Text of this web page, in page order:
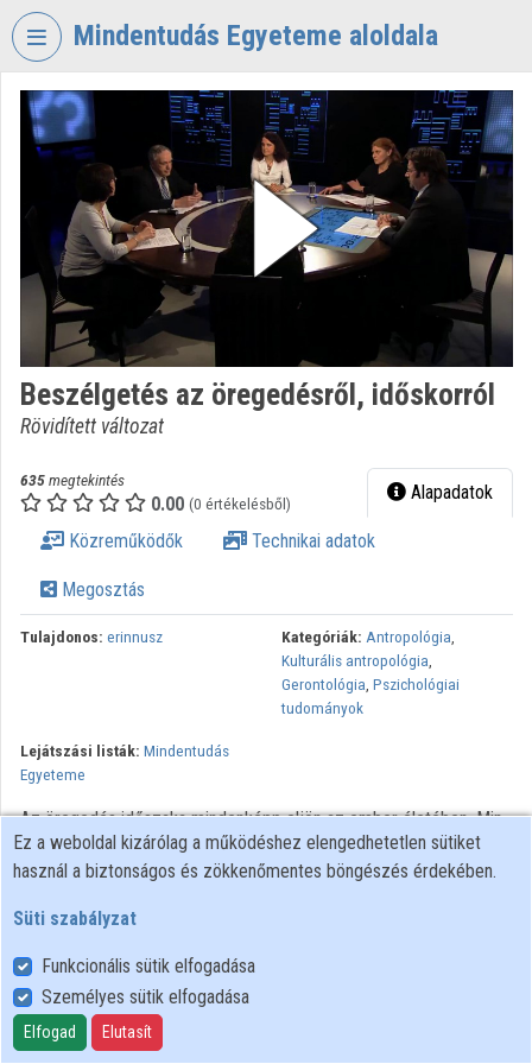
Fejléc kihagyása
Mindentudás Egyeteme aloldala
VIDEO TORIUM
MINDENTUDÁS
EGYETEME
Intézményi kezdőlap
Bejelentkezés
Intézményi felfedezés
Kategóriák
Intézmények
Közreműködők
Beszélgetés az öregedésről, időskorról
Rövidített változat
635megtekintés
0.00 (0 értékelésből) Alapadatok
Közreműködők Technikai adatok
Megosztás
Tulajdonos: erinnusz Kategóriák: Antropológia,
Kulturális antropológia,
Gerontológia, Pszichológiai
tudományok
Lejátszási listák: Mindentudás
Egyeteme
Az öregedés időszaka mindenképp eljön az ember életében. Min
múlik az, hogy mely életkortól számítjuk az időskor kezdetét és
miként változik ez a várható életkor függvényében? Vajon a testi
időszaknak? Mit tehet a család, s mit tehetnek a szakemberek
annak érdekében, hogy az öregedés időszaka kiteljesedést, s ne
kiüresedést hozzon? Pszichiáter, öregedéskutató,
szakpszichológus, kultúrantropológus és civil aktivista beszélget e
roppant komplex társadalmi problémáról.
Ez a weboldal kizárólag a működéshez elengedhetetlen sütiket
használ a biztonságos és zökkenőmentes böngészés érdekében.
Süti szabályzat
Funkcionális sütik elfogadása
Személyes sütik elfogadása
Elfogad Elutasít